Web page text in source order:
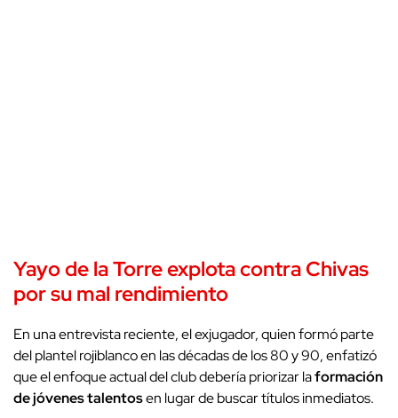
Yayo de la Torre explota contraChivas
por su mal rendimiento
En una entrevista reciente, el exjugador, quien formó parte
del plantel rojiblanco en las décadas de los 80 y 90, enfatizó
que el enfoque actual del club debería priorizar laformación
de jóvenes talentosen lugar de buscar títulos inmediatos.